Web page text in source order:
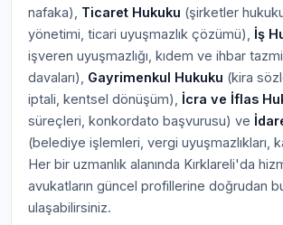
nafaka), Ticaret Hukuku (şirketler
yönetimi, ticari uyuşmazlık çözümü), İş
işveren uyuşmazlığı, kıdem ve ihbar
davaları), Gayrimenkul Hukuku (kira
iptali, kentsel dönüşüm), İcra ve İflas
süreçleri, konkordato başvurusu) ve
(belediye işlemleri, vergi uyuşmazlıkları,
Her bir uzmanlık alanında Kırklareli'da
avukatların güncel profillerine doğrudan
ulaşabilirsiniz.